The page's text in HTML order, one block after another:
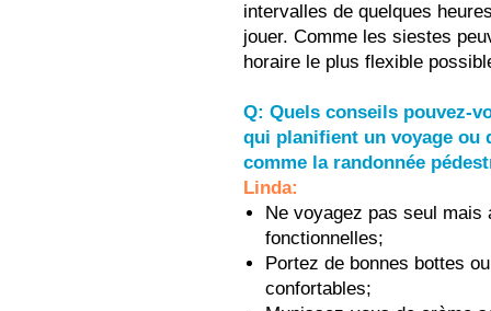
intervalles de quelques
jouer. Comme les siestes
horaire le plus flexible
Q: Quels conseils pouvez-
qui planifient un voyage ou
comme la randonnée
Linda:
Ne voyagez pas seul
fonctionnelles;
Portez de bonnes bottes
confortables;